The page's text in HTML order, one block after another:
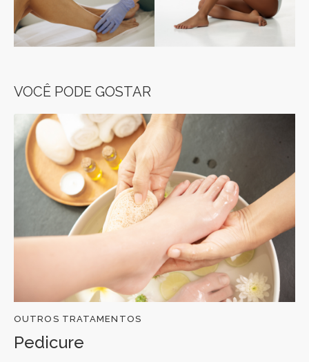
VOCÊ PODE GOSTAR
Pedicure
OUTROS TRATAMENTOS